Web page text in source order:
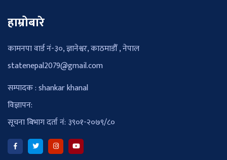
हाम्रोबारे
कामनपा वार्ड नं-३०, ज्ञानेश्वर, काठमाडौँ , नेपाल
statenepal2079@gmail.com
सम्पादक : shankar khanal
विज्ञापन:
सूचना बिभाग दर्ता नं: ३९०१-२०७९/८०